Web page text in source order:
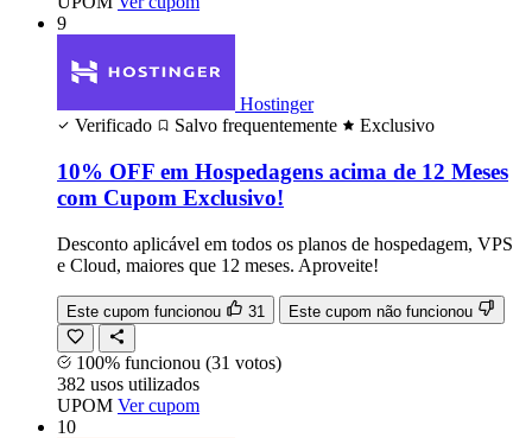
9
Hostinger
Verificado
Salvo frequentemente Exclusivo
10% OFF em Hospedagens acima de 12 Meses
com Cupom Exclusivo!
Desconto aplicável em todos os planos de hospedagem, VPS
e Cloud, maiores que 12 meses. Aproveite!
Este cupom funcionou 31 Este cupom não funcionou
100% funcionou (31 votos)
382 usos utilizados
UPOM Ver cupom
10